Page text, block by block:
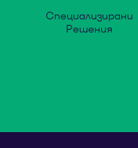
Специализирани
Решения